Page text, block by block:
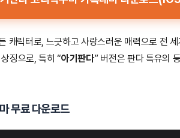
캐릭터로, 느긋하고 사랑스러운 매력으로 전
징으로, 특히 “아기판다” 버전은 판다 특유의
무료 다운로드